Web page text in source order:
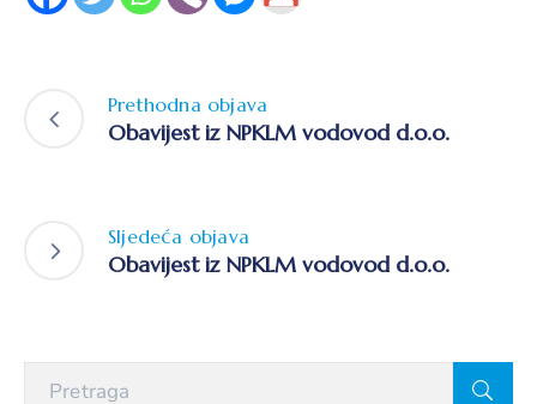
Prethodna objava
Obavijest iz NPKLM vodovod d.o.o.
Sljedeća objava
Obavijest iz NPKLM vodovod d.o.o.